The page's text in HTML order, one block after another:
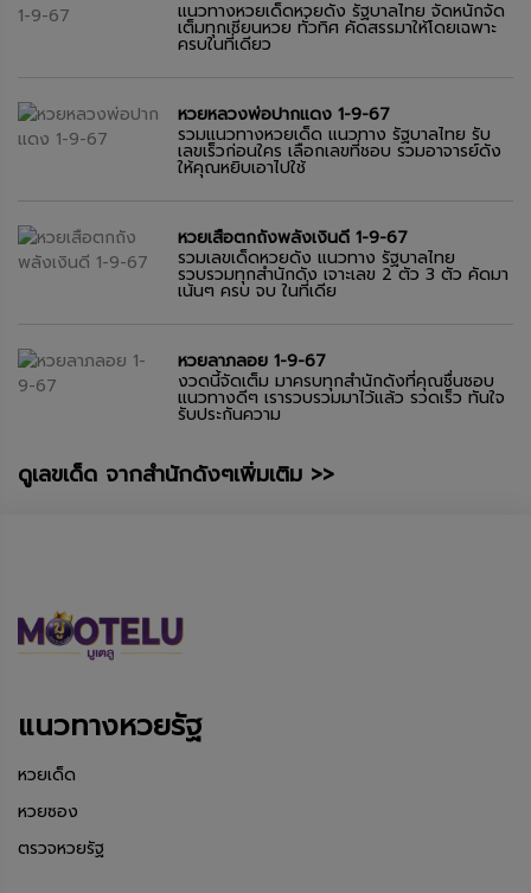
แนวทางหวยเด็ดหวยดัง รัฐบาลไทย จัดหนักจัด
เต็มทุกเซียนหวย ทั่วทิศ คัดสรรมาให้โดยเฉพาะ
ครบในที่เดียว
หวยหลวงพ่อปากแดง 1-9-67
รวมแนวทางหวยเด็ด แนวทาง รัฐบาลไทย รับ
เลขเร็วก่อนใคร เลือกเลขที่ชอบ รวมอาจารย์ดัง
ให้คุณหยิบเอาไปใช้
หวยเสือตกถังพลังเงินดี 1-9-67
รวมเลขเด็ดหวยดัง แนวทาง รัฐบาลไทย
รวบรวมทุกสำนักดัง เจาะเลข 2 ตัว 3 ตัว คัดมา
เน้นๆ ครบ จบ ในที่เดีย
หวยลาภลอย 1-9-67
งวดนี้จัดเต็ม มาครบทุกสำนักดังที่คุณชื่นชอบ
แนวทางดีๆ เรารวบรวมมาไว้แล้ว รวดเร็ว ทันใจ
รับประกันความ
ดูเลขเด็ด จากสำนักดังๆเพิ่มเติม >>
แนวทางหวยรัฐ
หวยเด็ด
หวยซอง
ตรวจหวยรัฐ